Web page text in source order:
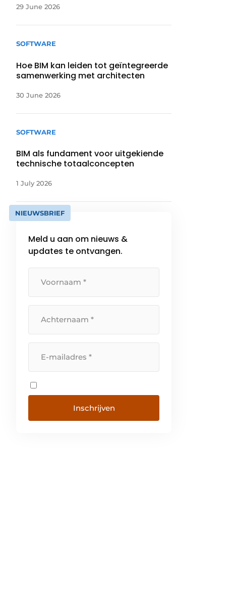
29 June 2026
SOFTWARE
Hoe BIM kan leiden tot geïntegreerde
samenwerking met architecten
30 June 2026
SOFTWARE
BIM als fundament voor uitgekiende
technische totaalconcepten
1 July 2026
NIEUWSBRIEF
Meld u aan om nieuws &
updates te ontvangen.